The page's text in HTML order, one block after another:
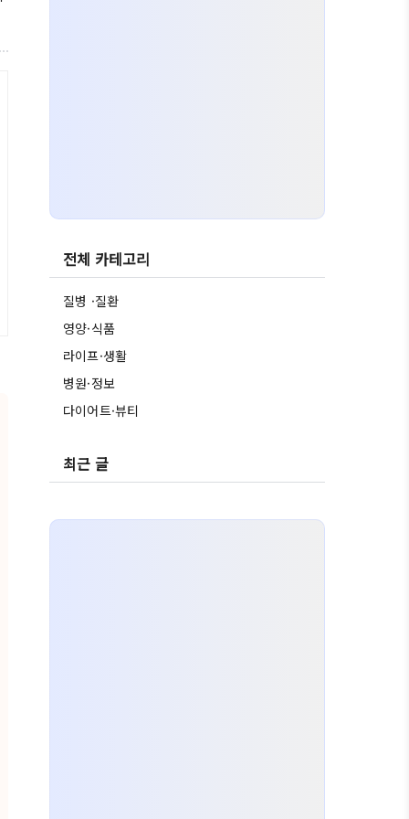
전체 카테고리
질병 ·질환
영양·식품
라이프·생활
병원·정보
다이어트·뷰티
최근 글